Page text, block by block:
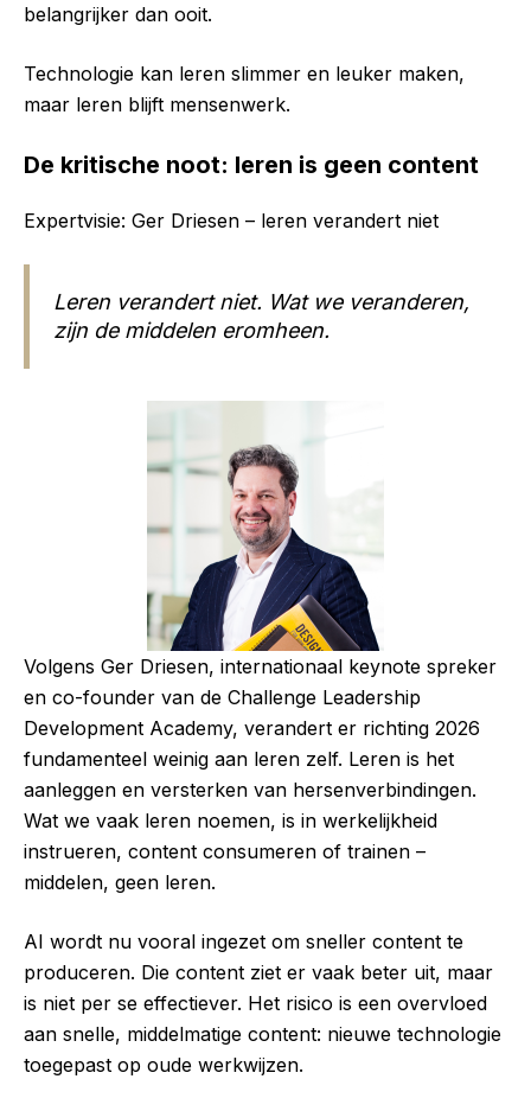
belangrijker dan ooit.
Technologie kan leren slimmer en leuker maken,
maar leren blijft mensenwerk.
De kritische noot: leren is geen content
Expertvisie: Ger Driesen – leren verandert niet
Leren verandert niet. Wat we veranderen,
zijn de middelen eromheen.
Volgens Ger Driesen, internationaal keynote spreker
en co-founder van de Challenge Leadership
Development Academy, verandert er richting 2026
fundamenteel weinig aan leren zelf. Leren is het
aanleggen en versterken van hersenverbindingen.
Wat we vaak leren noemen, is in werkelijkheid
instrueren, content consumeren of trainen –
middelen, geen leren.
AI wordt nu vooral ingezet om sneller content te
produceren. Die content ziet er vaak beter uit, maar
is niet per se effectiever. Het risico is een overvloed
aan snelle, middelmatige content: nieuwe technologie
toegepast op oude werkwijzen.